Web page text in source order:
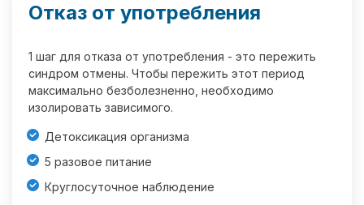
Отказ от употребления
1 шаг для отказа от употребления - это пережить
синдром отмены. Чтобы пережить этот период
максимально безболезненно, необходимо
изолировать зависимого.
Детоксикация организма
5 разовое питание
Круглосуточное наблюдение